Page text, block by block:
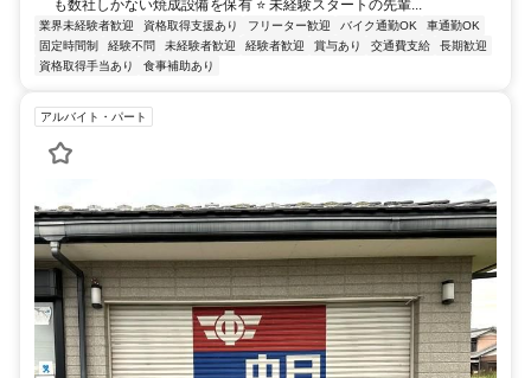
も数社しかない焼成設備を保有 ⭐ 未経験スタートの先輩...
業界未経験者歓迎 資格取得支援あり フリーター歓迎 バイク通勤OK
車通勤OK
固定時間制
経験不問 未経験者歓迎 経験者歓迎 賞与あり 交通費支給
長期歓迎
資格取得手当あり
食事補助あり
アルバイト・パート